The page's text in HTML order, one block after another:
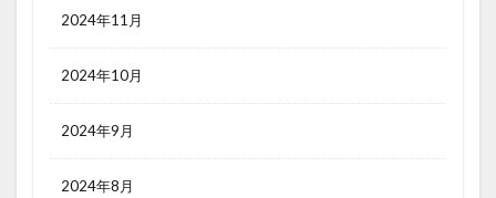
2024年11月
2024年10月
2024年9月
2024年8月